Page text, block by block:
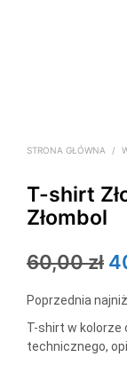
STRONA GŁÓWNA /
T-shirt
Złombol
60,00zł
Poprzednia
T-shirt w kolorze
technicznego,